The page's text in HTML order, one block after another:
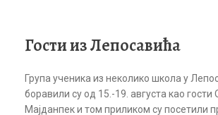
Гости из Лепосавића
Група ученика из неколико школа у
боравили су од 15.-19. августа као
Мајданпек и том приликом су посетили